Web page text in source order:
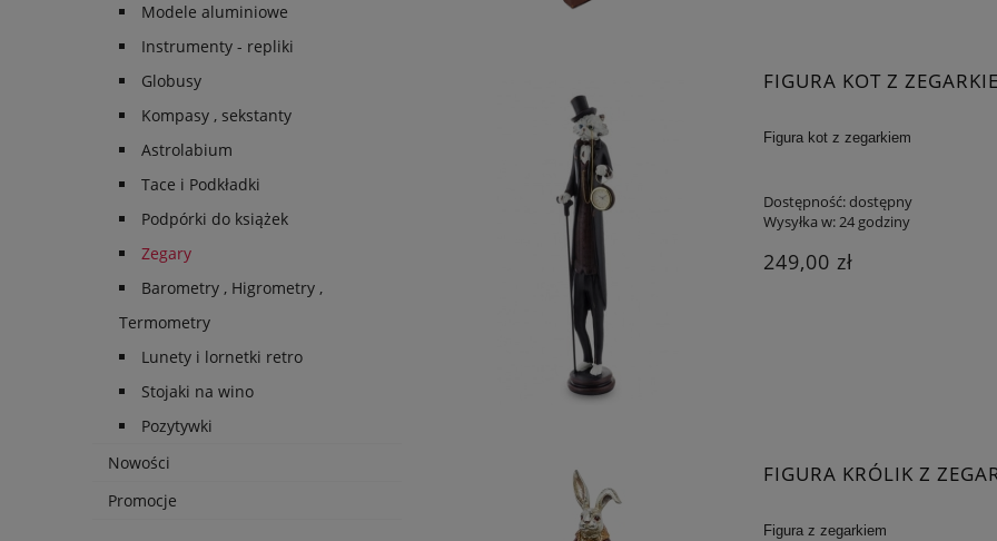
Modele aluminiowe
Instrumenty - repliki
Globusy
Kompasy , sekstanty
Astrolabium
Tace i Podkładki
Podpórki do książek
Zegary
Barometry , Higrometry ,
Termometry
Lunety i lornetki retro
Stojaki na wino
Pozytywki
Nowości
Promocje
FIGURA KOT Z
Figura kot z zegarkiem
Dostępność:dostępny
Wysyłka w: 24 godziny
249,00 zł
FIGURA KRÓLIK Z
Figura z zegarkiem